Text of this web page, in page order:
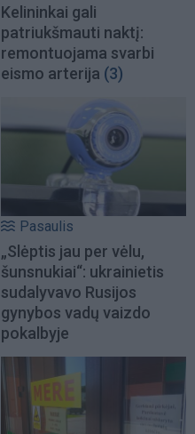
Kelininkai gali
patriukšmauti naktį:
remontuojama svarbi
eismo arterija (3)
Pasaulis
„Slėptis jau per vėlu,
šunsnukiai“: ukrainietis
sudalyvavo Rusijos
gynybos vadų vaizdo
pokalbyje